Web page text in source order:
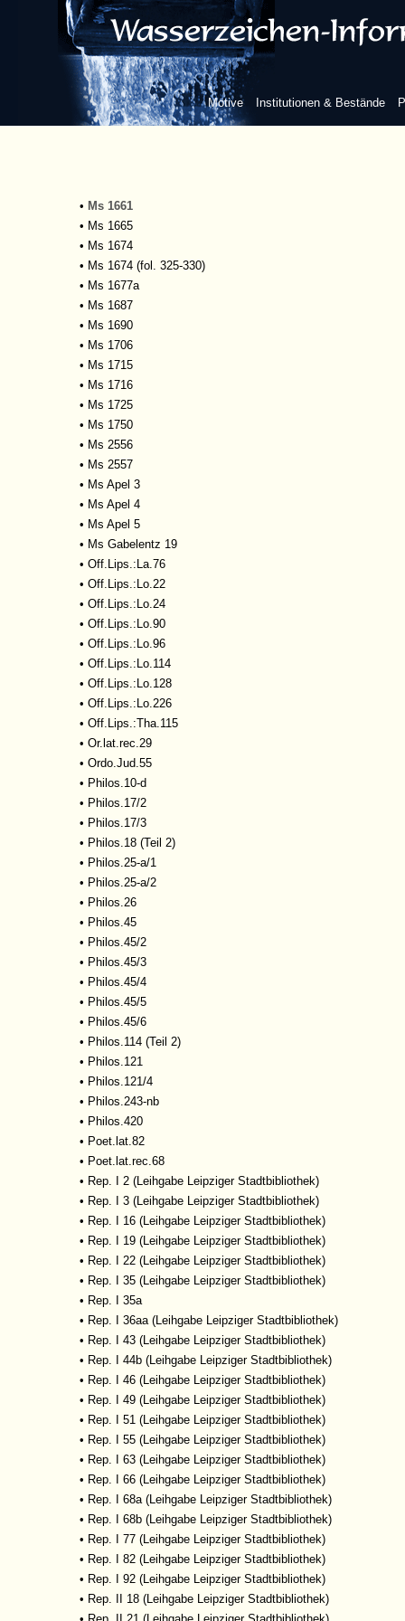
Motive Institutionen & Bestände
• Ms 1588
•Ms 1591
•Ms 1592
•Ms 1595
•Ms 1599
•Ms 1603
•Ms 1605
• Ms 1661
• Ms 1665
• Ms 1674
• Ms 1674 (fol. 325-330)
• Ms 1677a
• Ms 1687
• Ms 1690
• Ms 1706
• Ms 1715
• Ms 1716
• Ms 1725
• Ms 1750
• Ms 2556
• Ms 2557
• Ms Apel 3
• Ms Apel 4
• Ms Apel 5
• Ms Gabelentz 19
• Off.Lips.:La.76
• Off.Lips.:Lo.22
• Off.Lips.:Lo.24
• Off.Lips.:Lo.90
• Off.Lips.:Lo.96
• Off.Lips.:Lo.114
• Off.Lips.:Lo.128
• Off.Lips.:Lo.226
• Off.Lips.:Tha.115
• Or.lat.rec.29
• Ordo.Jud.55
• Philos.10-d
• Philos.17/2
• Philos.17/3
• Philos.18 (Teil 2)
• Philos.25-a/1
• Philos.25-a/2
• Philos.26
• Philos.45
• Philos.45/2
• Philos.45/3
• Philos.45/4
• Philos.45/5
• Philos.45/6
• Philos.114 (Teil 2)
• Philos.121
• Philos.121/4
• Philos.243-nb
• Philos.420
• Poet.lat.82
• Poet.lat.rec.68
• Rep. I 2 (Leihgabe Leipziger Stadtbibliothek)
• Rep. I 3 (Leihgabe Leipziger Stadtbibliothek)
• Rep. I 16 (Leihgabe Leipziger Stadtbibliothek)
• Rep. I 19 (Leihgabe Leipziger Stadtbibliothek)
• Rep. I 22 (Leihgabe Leipziger Stadtbibliothek)
• Rep. I 35 (Leihgabe Leipziger Stadtbibliothek)
• Rep. I 35a
• Rep. I 36aa (Leihgabe Leipziger Stadtbibliothek)
• Rep. I 43 (Leihgabe Leipziger Stadtbibliothek)
• Rep. I 44b (Leihgabe Leipziger Stadtbibliothek)
• Rep. I 46 (Leihgabe Leipziger Stadtbibliothek)
• Rep. I 49 (Leihgabe Leipziger Stadtbibliothek)
• Rep. I 51 (Leihgabe Leipziger Stadtbibliothek)
• Rep. I 55 (Leihgabe Leipziger Stadtbibliothek)
• Rep. I 63 (Leihgabe Leipziger Stadtbibliothek)
• Rep. I 66 (Leihgabe Leipziger Stadtbibliothek)
• Rep. I 68a (Leihgabe Leipziger Stadtbibliothek)
• Rep. I 68b (Leihgabe Leipziger Stadtbibliothek)
• Rep. I 77 (Leihgabe Leipziger Stadtbibliothek)
• Rep. I 82 (Leihgabe Leipziger Stadtbibliothek)
• Rep. I 92 (Leihgabe Leipziger Stadtbibliothek)
• Rep. II 18 (Leihgabe Leipziger Stadtbibliothek)